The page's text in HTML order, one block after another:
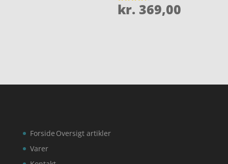
Vurderet
4.3
kr. 369,00
Forside
Varer
Oversigt artikler